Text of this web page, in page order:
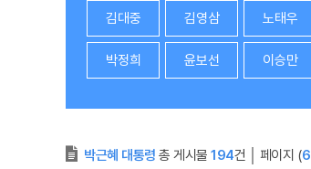
김대중 김영삼 노태우
박정희 윤보선 이승만
박근혜 대통령 총 게시물 194건 페이지 (6